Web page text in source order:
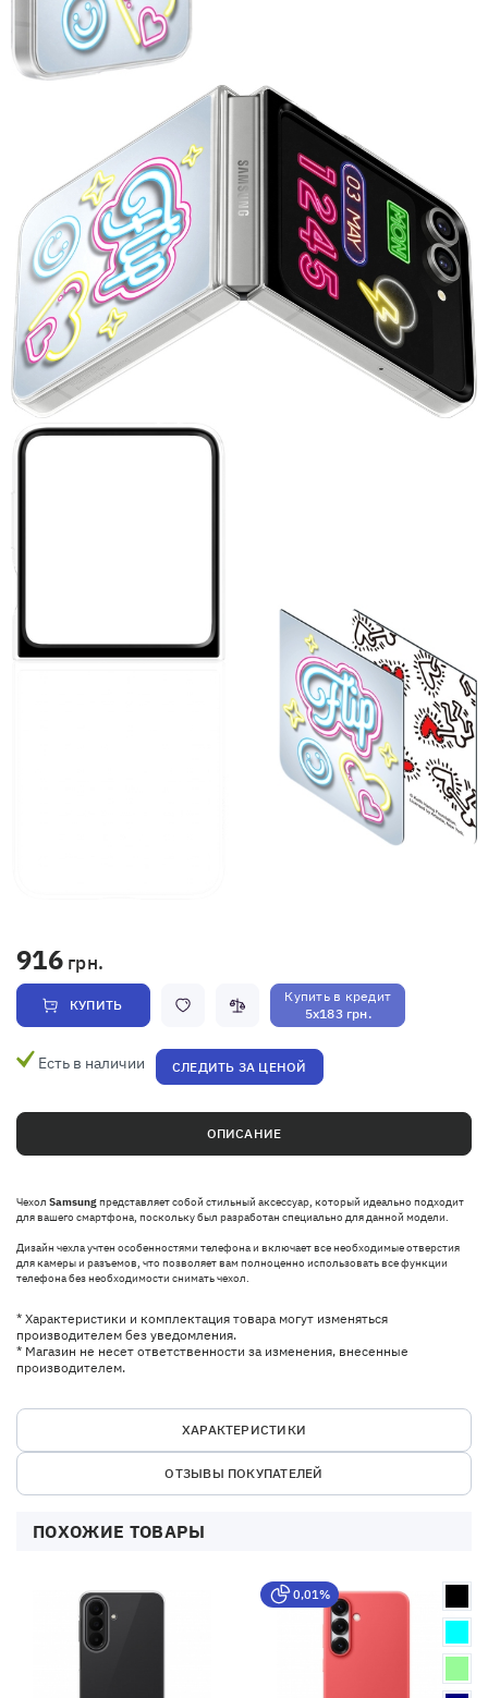
916 грн.
КУПИТЬ
Купить в кредит
5x183 грн.
Есть в наличии СЛЕДИТЬ ЗА ЦЕНОЙ
ОПИСАНИЕ
Чехол Samsungпредставляет собой стильный аксессуар, который идеально подходит
для вашего смартфона, поскольку был разработан специально для данной модели.
Дизайн чехла учтен особенностями телефона и включает все необходимые отверстия
для камеры и разъемов, что позволяет вам полноценно использовать все функции
телефона без необходимости снимать чехол.
* Характеристики и комплектация товара могут изменяться
производителем без уведомления.
* Магазин не несет ответственности за изменения, внесенные
производителем.
ХАРАКТЕРИСТИКИ
ОТЗЫВЫ ПОКУПАТЕЛЕЙ
ПОХОЖИЕ ТОВАРЫ
0,01%